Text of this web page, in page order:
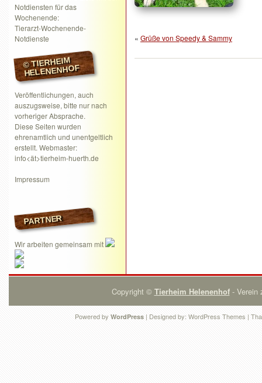
Notdiensten für das
Wochenende:
Tierarzt-Wochenende-
Notdienste
© TIERHEIM
HELENENHOF
Veröffentlichungen, auch
auszugsweise, bitte nur nach
vorheriger Absprache.
Diese Seiten wurden
ehrenamtlich und unentgeltlich
erstellt. Webmaster:
info<ät>tierheim-huerth.de
Impressum
PARTNER
Wir arbeiten gemeinsam mit
« Grüße von Speedy & Sammy
Copyright © Tierheim Helenenhof- Verein
Powered by WordPress | Designed by: WordPress Themes |